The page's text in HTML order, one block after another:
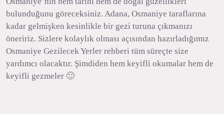
bulunduğunu göreceksiniz. Adana, Osmaniye taraflarına
kadar gelmişken kesinlikle bir gezi turuna çıkmanızı
öneririz. Sizlere kolaylık olması açısından hazırladığımız
Osmaniye Gezilecek Yerler rehberi tüm süreçte size
yardımcı olacaktır. Şimdiden hem keyifli okumalar hem de
keyifli gezmeler 🙂